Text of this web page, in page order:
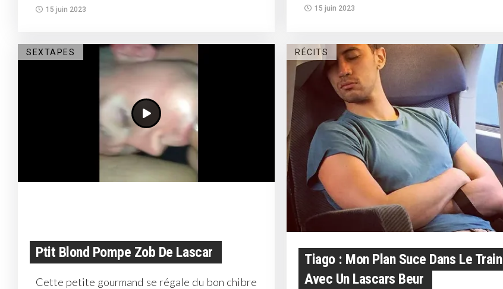
maigrichon...
15 juin 2023 15 juin 2023
SEXTAPES
Ptit Blond Pompe Zob De Lascar
Cette petite gourmand se régale du bon chibre
RÉCITS
Tiago : Mon Plan Suce Dans Le Train
Avec Un Lascars Beur